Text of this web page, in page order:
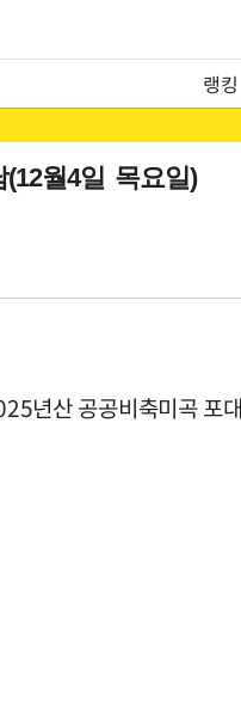
랭킹
월4일 목요일)
년산 공공비축미곡 포